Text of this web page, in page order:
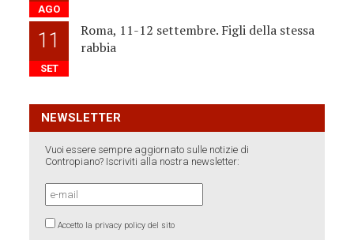
AGO
11
SET
Roma, 11-12 settembre. Figli della stessa
rabbia
NEWSLETTER
Vuoi essere sempre aggiornato sulle notizie di
Contropiano? Iscriviti alla nostra newsletter:
Accetto la privacy policy del sito